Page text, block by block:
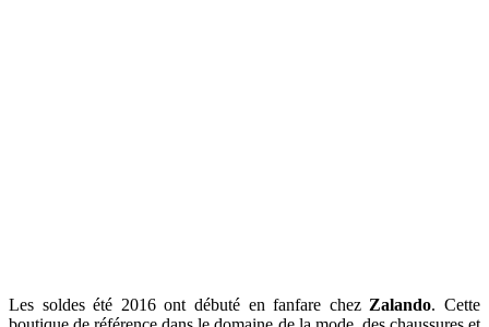
Les soldes été 2016 ont débuté en fanfare chez Zalando. Cette